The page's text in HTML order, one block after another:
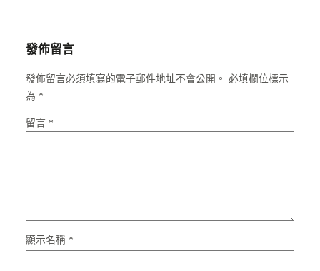
發佈留言
發佈留言必須填寫的電子郵件地址不會公開。 必填欄位標示
為 *
留言 *
顯示名稱 *